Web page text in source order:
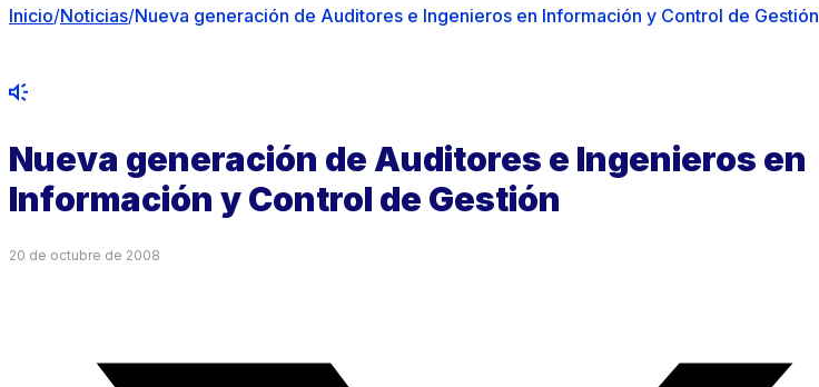
Inicio/Noticias/Nueva generación de Auditores e Ingenieros en Información y Control de Gestión
Nueva generación de Auditores e Ingenieros en
Información y Control de Gestión
20 de octubre de 2008